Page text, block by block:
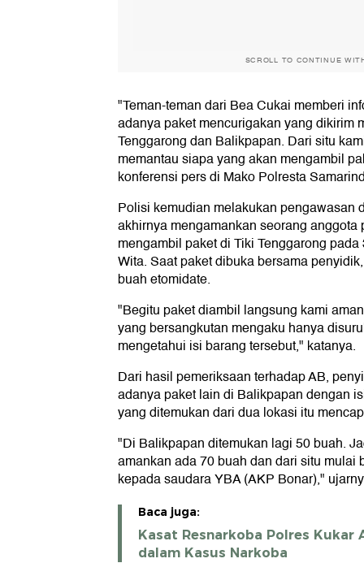
SCROLL TO CONTINUE
"Teman-teman dari Bea Cukai memberi
adanya paket mencurigakan yang dikirim
Tenggarong dan Balikpapan. Dari situ
memantau siapa yang akan mengambil
konferensi pers di Mako Polresta
Polisi kemudian melakukan pengawasan
akhirnya mengamankan seorang
mengambil paket di Tiki Tenggarong
Wita. Saat paket dibuka bersama
buah etomidate.
"Begitu paket diambil langsung kami
yang bersangkutan mengaku hanya
mengetahui isi barang tersebut," katanya.
Dari hasil pemeriksaan terhadap AB,
adanya paket lain di Balikpapan dengan
yang ditemukan dari dua lokasi itu
"Di Balikpapan ditemukan lagi 50 buah.
amankan ada 70 buah dan dari situ mulai
kepada saudara YBA (AKP Bonar),"
Baca juga:
Kasat Resnarkoba Polres Kukar
dalam Kasus Narkoba